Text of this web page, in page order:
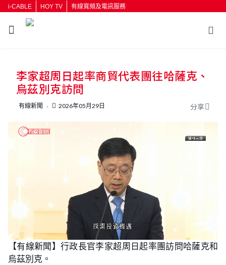
i-CABLE HOY TV 有線寬頻及電訊服務
按輸入鍵開始搜尋
李家超周日起率商貿代表團往哈薩克、
烏茲別克訪問
有線新聞 2026年05月29日 分享
U
n
m
t
o
a
d
【有線新聞】行政長官李家超周日起率團訪問哈薩克和
烏茲別克。